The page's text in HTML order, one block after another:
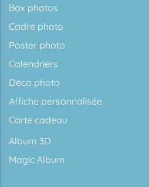
Box photos
Cadre photo
Poster photo
Calendriers
Déco photo
Affiche personnalisée
Carte cadeau
Album 3D
Magic Album